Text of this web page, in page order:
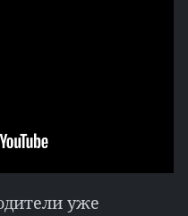
уже